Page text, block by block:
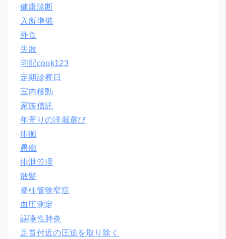
健康診断
入所準備
外食
失敗
宅配cook123
定期診察日
室内移動
家族信託
年寄りの洋服選び
徘徊
愚痴
排泄管理
散髪
脊柱管狭窄症
血圧測定
誤嚥性肺炎
足首付近の圧迫を取り除く